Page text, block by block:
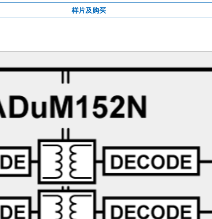
样片及购买